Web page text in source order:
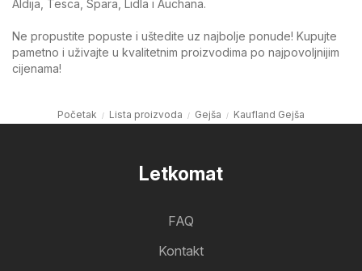
Aldija, Tesca, Spara, Lidla i Auchana.
Ne propustite popuste i uštedite uz najbolje ponude! Kupujte
pametno i uživajte u kvalitetnim proizvodima po najpovoljnijim
cijenama!
Početak Lista proizvoda Gejša Kaufland Gejša
Letkomat
FAQ
Kontakt